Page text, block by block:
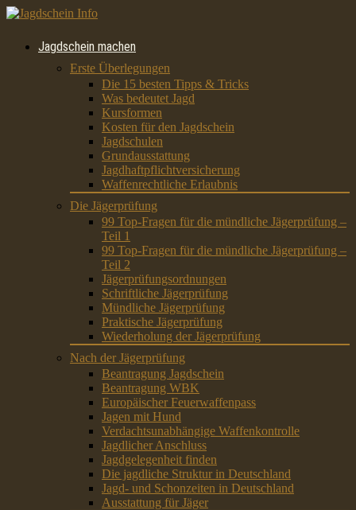
Jagdschein machen
Erste Überlegungen
Die 15 besten Tipps & Tricks
Was bedeutet Jagd
Kursformen
Kosten für den Jagdschein
Jagdschulen
Grundausstattung
Jagdhaftpflichtversicherung
Waffenrechtliche Erlaubnis
Die Jägerprüfung
99 Top-Fragen für die mündliche Jägerprüfung –
Teil 1
99 Top-Fragen für die mündliche Jägerprüfung –
Teil 2
Jägerprüfungsordnungen
Schriftliche Jägerprüfung
Mündliche Jägerprüfung
Praktische Jägerprüfung
Wiederholung der Jägerprüfung
Nach der Jägerprüfung
Beantragung Jagdschein
Beantragung WBK
Europäischer Feuerwaffenpass
Jagen mit Hund
Verdachtsunabhängige Waffenkontrolle
Jagdlicher Anschluss
Jagdgelegenheit finden
Die jagdliche Struktur in Deutschland
Jagd- und Schonzeiten in Deutschland
Ausstattung für Jäger